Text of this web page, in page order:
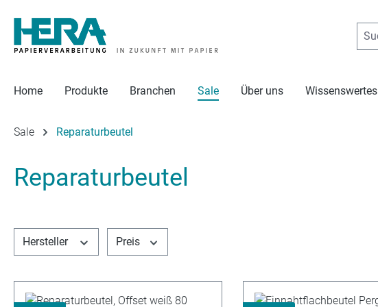
Hauptinhalt springen
Zur Suche springen
Zur Hauptnavigation springen
Home Produkte Branchen Sale Über uns Wissenswertes
Sale Reparaturbeutel
Reparaturbeutel
Hersteller Preis